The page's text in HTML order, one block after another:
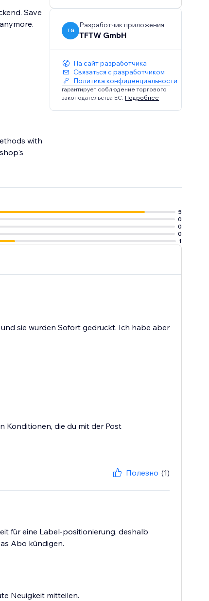
Save
with
TG
Разработчик приложения
TFTW GmbH
На сайт разработчика
Связаться с разработчиком
Политика конфиденциальности
гарантирует соблюдение торгового
законодательства ЕС. Подробнее
5
0
0
0
1
sie wurden Sofort gedruckt. Ich habe aber
Konditionen, die du mit der Post
Полезно (1)
für eine Label-positionierung, deshalb
Abo kündigen.
Neuigkeit mitteilen.